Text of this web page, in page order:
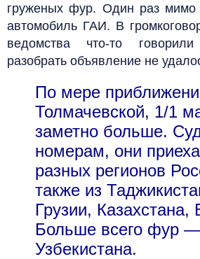
груженых фур. Один раз мимо
автомобиль ГАИ. В
ведомства что-то
разобрать объявление не
По мере
Толмачевской, 1/1
заметно больше.
номерам, они
разных регионов
также из
Грузии, Казахстана,
Больше всего фур
Узбекистана.